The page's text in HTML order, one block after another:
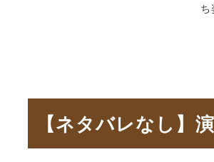
【ネタバレなし】